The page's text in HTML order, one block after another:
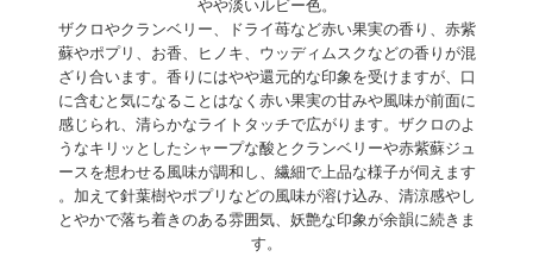
やや淡いルビー色。
ザクロやクランベリー、ドライ苺など赤い果実の香り、赤紫
蘇やポプリ、お香、ヒノキ、ウッディムスクなどの香りが混
ざり合います。香りにはやや還元的な印象を受けますが、口
に含むと気になることはなく赤い果実の甘みや風味が前面に
感じられ、清らかなライトタッチで広がります。ザクロのよ
うなキリッとしたシャープな酸とクランベリーや赤紫蘇ジュ
ースを想わせる風味が調和し、繊細で上品な様子が伺えます
。加えて針葉樹やポプリなどの風味が溶け込み、清涼感やし
とやかで落ち着きのある雰囲気、妖艶な印象が余韻に続きま
す。